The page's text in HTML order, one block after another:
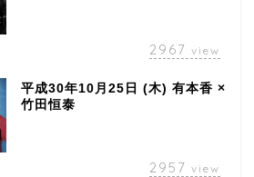
2967 view
平成30年10月25日 (木) 有本香 ×
竹田恒泰
2957 view